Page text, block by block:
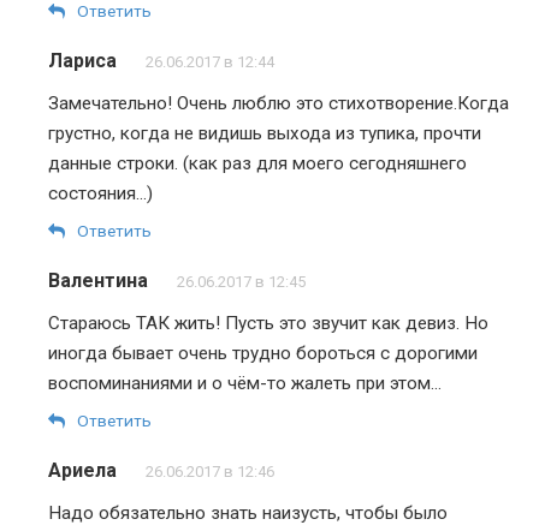
Ответить
Лариса 26.06.2017 в 12:44
Замечательно! Очень люблю это стихотворение.Когда
грустно, когда не видишь выхода из тупика, прочти
данные строки. (как раз для моего сегодняшнего
состояния…)
Ответить
Валентина 26.06.2017 в 12:45
Стараюсь ТАК жить! Пусть это звучит как девиз. Но
иногда бывает очень трудно бороться с дорогими
воспоминаниями и о чём-то жалеть при этом…
Ответить
Ариела 26.06.2017 в 12:46
Надо обязательно знать наизусть, чтобы было